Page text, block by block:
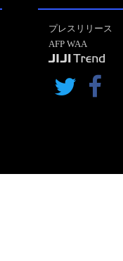
プレスリリース
AFP WAA